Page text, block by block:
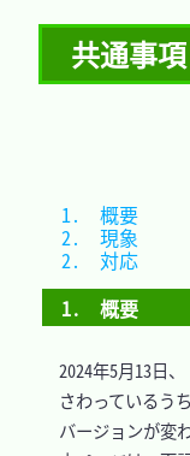
共通事
1.　概要
2024年5月13日、
さわっているう
バージョンが変